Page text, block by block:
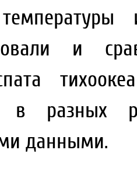
и
в разных
данными.